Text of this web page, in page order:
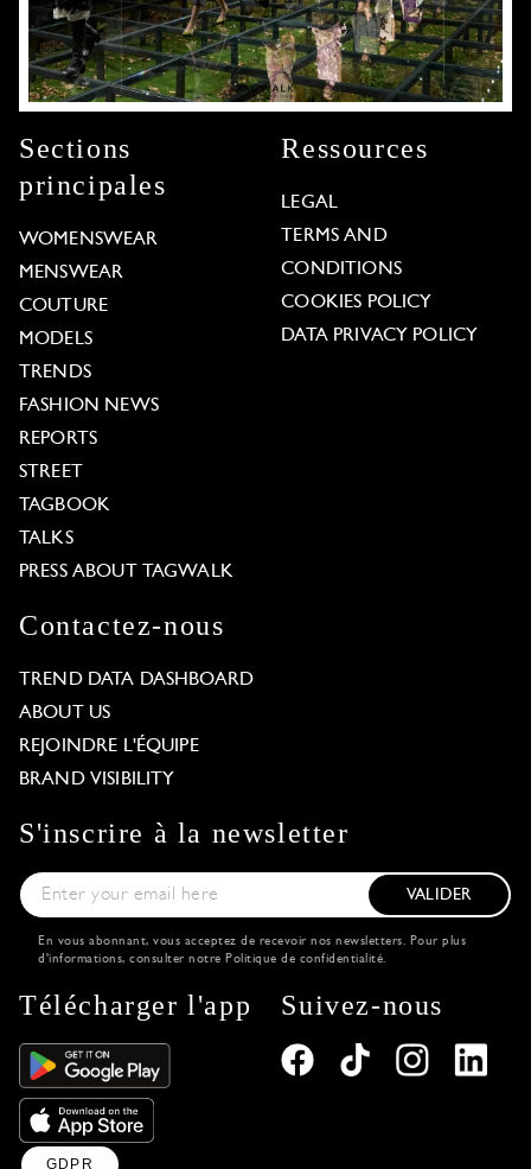
Sections
principales
WOMENSWEAR
MENSWEAR
COUTURE
MODELS
TRENDS
FASHION NEWS
REPORTS
STREET
TAGBOOK
TALKS
PRESS ABOUT TAGWALK
Ressources
LEGAL
TERMS AND
CONDITIONS
COOKIES POLICY
DATA PRIVACY POLICY
Contactez-nous
TREND DATA DASHBOARD
ABOUT US
REJOINDRE L'ÉQUIPE
BRAND VISIBILITY
S'inscrire à la newsletter
VALIDER
En vous abonnant, vous acceptez de recevoir nos newsletters. Pour plus
d'informations, consulter notre Politique de confidentialité.
Télécharger l'app Suivez-nous
GDPR